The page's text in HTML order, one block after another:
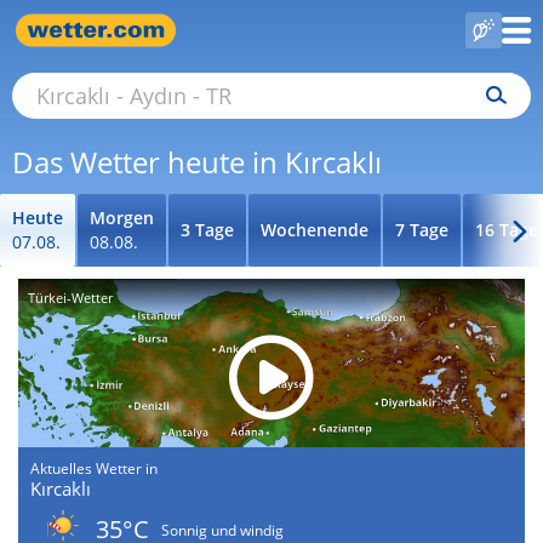
Das Wetter heute in Kırcaklı
Heute
07.08.
Morgen
08.08.
3 Tage Wochenende 7 Tage 16 Tage
Türkei-Wetter
Aktuelles Wetter in
Kırcaklı
35°C
Sonnig und windig